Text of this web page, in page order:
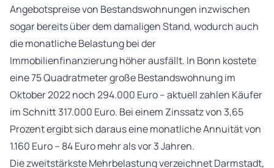
Angebotspreise von Bestandswohnungen inzwischen
sogar bereits über dem damaligen Stand, wodurch auch
die monatliche Belastung bei der
Immobilienfinanzierung höher ausfällt. In Bonn kostete
eine 75 Quadratmeter große Bestandswohnung im
Oktober 2022 noch 294.000 Euro – aktuell zahlen Käufer
im Schnitt 317.000 Euro. Bei einem Zinssatz von 3,65
Prozent ergibt sich daraus eine monatliche Annuität von
1.160 Euro – 84 Euro mehr als vor 3 Jahren.
Die zweitstärkste Mehrbelastung verzeichnet Darmstadt,